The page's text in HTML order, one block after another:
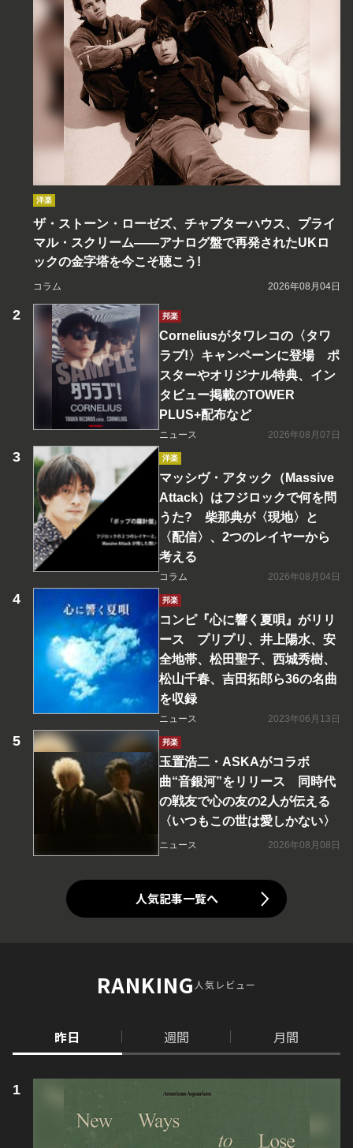
洋楽
ザ・ストーン・ローゼズ、チャプターハウス、プライ
マル・スクリーム――アナログ盤で再発されたUKロ
ックの金字塔を今こそ聴こう!
コラム 2026年08月04日
邦楽
Corneliusがタワレコの〈タワ
ラブ!〉キャンペーンに登場 ポ
スターやオリジナル特典、イン
タビュー掲載のTOWER
PLUS+配布など
ニュース 2026年08月07日
洋楽
マッシヴ・アタック（Massive
Attack）はフジロックで何を問
うた? 柴那典が〈現地〉と
〈配信〉、2つのレイヤーから
考える
コラム 2026年08月04日
邦楽
コンピ『心に響く夏唄』がリリ
ース プリプリ、井上陽水、安
全地帯、松田聖子、西城秀樹、
松山千春、吉田拓郎ら36の名曲
を収録
ニュース 2023年06月13日
邦楽
玉置浩二・ASKAがコラボ
曲“音銀河”をリリース 同時代
の戦友で心の友の2人が伝える
〈いつもこの世は愛しかない〉
ニュース 2026年08月08日
人気記事一覧へ
RANKING人気レビュー
昨日 週間 月間